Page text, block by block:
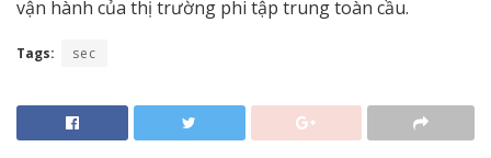
vận hành của thị trường phi tập trung toàn cầu.
Tags: sec